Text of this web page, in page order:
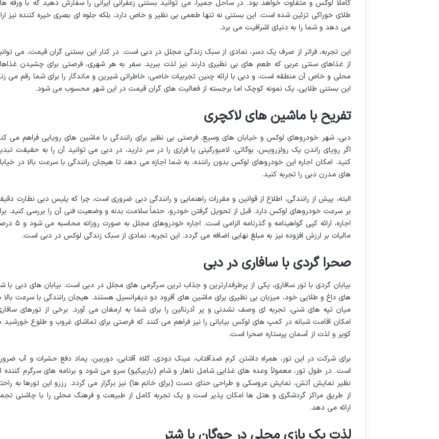
کاملاً لوکس و متفاوت خواهد بود. در ساحل جمیرا، می توانید بستنی زعفرانی ایرانی را سفارش دهید که با ورقه
طلای خوراکی تزئین شده است. این بستنی نه تنها طعمی بی نظیر و خاص دارد، بلکه جلوه ای بصری خیره کننده نیز
می دهد و شما را به دنیای اشرافیت می برد.
این تجربه، فراتر از صرف یک دسر، نمادی از سبک زندگی مجلل در دبی است. در کنار این بستنی گران قیمت، می
از غذاهای سنتی عربی که طعم های بی نظیری دارند نیز لذت ببرید. سفر به هر شهری، فرصتی برای چشیدن
محلی و خاص آن منطقه است، و دبی با ارائه چنین تجربیات خاصی، خاطراتی شیرین و ماندگار را برای شما رقم می
این بستنی طلایی، یک نمونه کوچک اما برجسته از فعالیت های گران قیمت در این شهر محسوب می شود.
تفریح با ماشین های لاکچری
دبی، شهر خودروهای لوکس و خیابان های وسیع، فرصتی بی نظیر برای رانندگی با ماشین های رویایی فراهم می
اگر رویای راندن یک رولزرویس، بوگاتی، لامبورگینی یا فراری را در سر دارید، در دبی می توانید آن را به حقیقت
کنید. امکان اجاره این خودروهای لوکس بدون راننده، به شما اجازه می دهد تا هیجان رانندگی با سرعت بالا در
های مدرن دبی را تجربه کنید.
البته، پیش از رانندگی، اطلاع از قوانین و مقررات راهنمایی و رانندگی دبی ضروری است، چرا که پلیس دبی نظارت
بر سرعت خودروهای لوکس دارد. قبل از تحویل گرفتن خودرو، حتماً سلامت بدنه و وضعیت فنی آن را بررسی کنید.
اجاره، ارائه کپی گواهینامه و گذرنامه الزامی است. اجاره خودروهای
مالیات بر ارزش افزوده نیز به مبلغ نهایی اضافه می گردد. این تجربه، نمادی از سبک زندگی لوکس در دبی است.
صحرا گردی با سافاری در دبی
بیابان گردی با تور سافاری، یکی از پرطرفدارترین و جذاب ترین سرگرمی های مجلل در دبی است. بیابان های دبی با
های داغ و طلایی خود، میزبان بی نظیری برای ماشین های آفرود دو دیفرانسیل هستند. هیجان رانندگی با سرعت بالا
میان تپه های شنی، تجربه ای وصف نشدنی و پر آدرنالین را برای شما به ارمغان می آورد. برخی از تورهای
امکان اقامت شبانه در کمپ های لوکس بیابانی را نیز فراهم می کنند که فرصتی برای تماشای غروب و طلوع خورشید
کویر و لذت از آسمان پرستاره صحرا است.
برای شرکت در این تور، همراه داشتن کرم ضدآفتاب، عینک دودی، کلاه آفتابی، دوربین، پماد دفع حشرات و آب
است. در طول تور، معمولاً وعده های غذایی شامل ناهار و شام (باربیکیو) سرو می شود و برنامه های سرگرم کننده
نظیر نمایش آتش، نمایش عروسکی و طراحی حنای دست (برای خانم ها) نیز برگزار می گردد. رزرو این تورها به
از طریق مراکز گردشگری و هتل ها امکان پذیر است و یک تجربه کامل از طبیعت و فرهنگ محلی را با چاشنی
ارائه می دهد.